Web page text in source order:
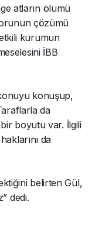
atların ölümü
çözümü
kurumun
İBB
konuşup,
da
boyutu var. İlgili
da
belirten Gül,
dedi.